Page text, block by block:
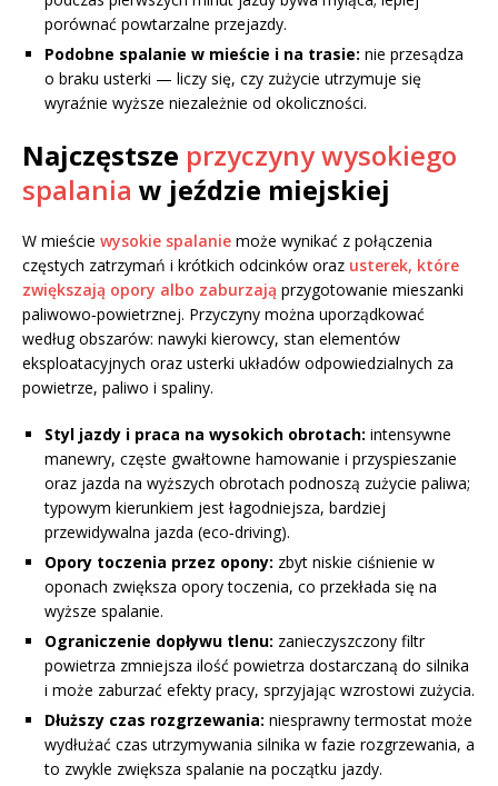
porównać powtarzalne przejazdy.
Podobne spalanie w mieście i na trasie: nie przesądza
o braku usterki — liczy się, czy zużycie utrzymuje się
wyraźnie wyższe niezależnie od okoliczności.
Najczęstsze przyczyny wysokiego
spalania w jeździe miejskiej
W mieście wysokie spalanie może wynikać z połączenia
częstych zatrzymań i krótkich odcinków oraz usterek, które
zwiększają opory albo zaburzają przygotowanie mieszanki
paliwowo‑powietrznej. Przyczyny można uporządkować
według obszarów: nawyki kierowcy, stan elementów
eksploatacyjnych oraz usterki układów odpowiedzialnych za
powietrze, paliwo i spaliny.
Styl jazdy i praca na wysokich obrotach: intensywne
manewry, częste gwałtowne hamowanie i przyspieszanie
oraz jazda na wyższych obrotach podnoszą zużycie paliwa;
typowym kierunkiem jest łagodniejsza, bardziej
przewidywalna jazda (eco‑driving).
Opory toczenia przez opony: zbyt niskie ciśnienie w
oponach zwiększa opory toczenia, co przekłada się na
wyższe spalanie.
Ograniczenie dopływu tlenu: zanieczyszczony filtr
powietrza zmniejsza ilość powietrza dostarczaną do silnika
i może zaburzać efekty pracy, sprzyjając wzrostowi zużycia.
Dłuższy czas rozgrzewania: niesprawny termostat może
wydłużać czas utrzymywania silnika w fazie rozgrzewania, a
to zwykle zwiększa spalanie na początku jazdy.